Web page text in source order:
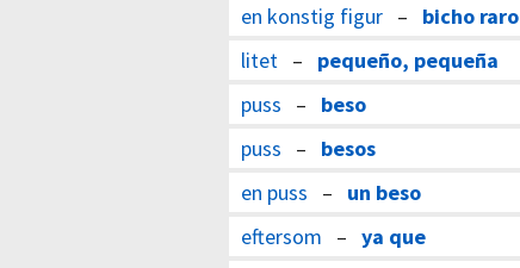
en konstig figur – bicho raro
litet – pequeño, pequeña
puss – beso
puss – besos
en puss – un beso
eftersom – ya que